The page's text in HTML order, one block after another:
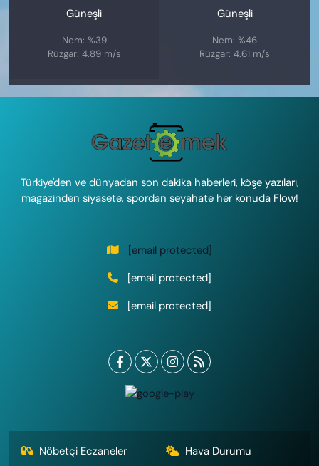
Güneşli
Nem: %39
Rüzgar: 4.89 m/s
Güneşli
Nem: %46
Rüzgar: 4.61 m/s
Türkiye'den ve dünyadan son dakika haberleri, köşe yazıları,
magazinden siyasete, spordan seyahate her konuda Flow!
[email protected]
[email protected]
[email protected]
Nöbetçi Eczaneler Hava Durumu